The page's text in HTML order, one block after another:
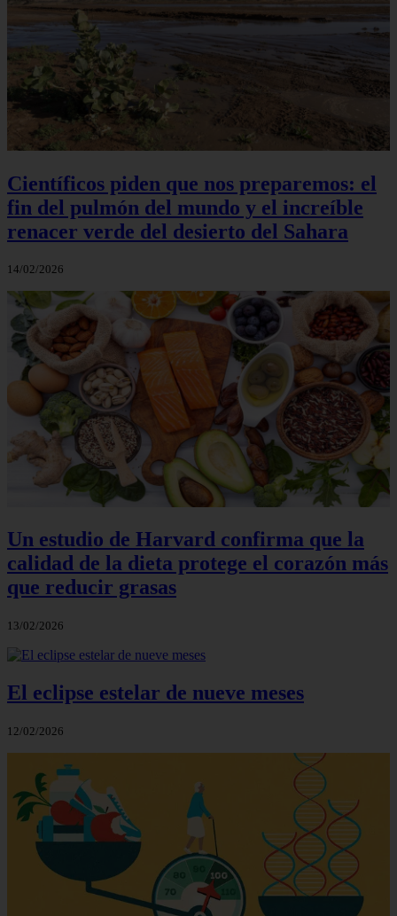
Científicos piden que nos preparemos: el
fin del pulmón del mundo y el increíble
renacer verde del desierto del Sahara
14/02/2026
Un estudio de Harvard confirma que la
calidad de la dieta protege el corazón más
que reducir grasas
13/02/2026
El eclipse estelar de nueve meses
12/02/2026